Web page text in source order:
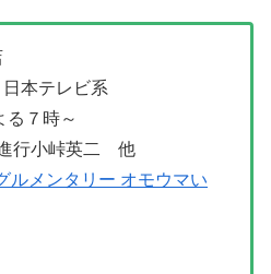
本テレビ系
る７時～
行小峠英二 他
ルメンタリー オモウマい